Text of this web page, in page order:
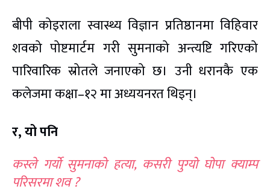
बीपी कोइराला स्वास्थ्य विज्ञान प्रतिष्ठानमा विहिवार
शवको पोष्टमार्टम गरी सुमनाको अन्त्यष्टि गरिएको
पारिवारिक स्रोतले जनाएको छ। उनी धरानकै एक
कलेजमा कक्षा–१२ मा अध्ययनरत थिइन्।
र, यो पनि
कस्ले गर्यो सुमनाको हत्या, कसरी पुग्यो घोपा क्याम्प
परिसरमा शव ?